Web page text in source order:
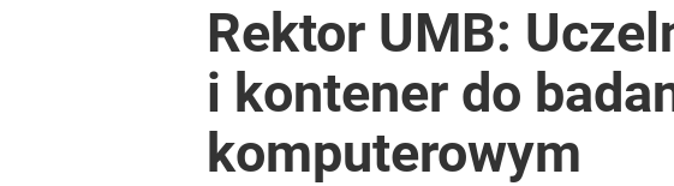
Rektor UMB:
i kontener do
komputerowym